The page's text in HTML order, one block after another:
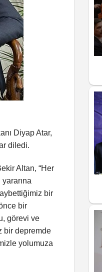
Diyap Atar,
diledi.
Altan, “Her
bir
bir
görevi ve
bir depremde
yolumuza